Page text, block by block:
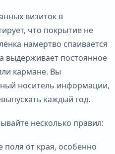
визиток в
что покрытие не
намертво спаивается
выдерживает постоянное
кармане. Вы
носитель информации,
каждый год.
несколько правил:
поля от края, особенно